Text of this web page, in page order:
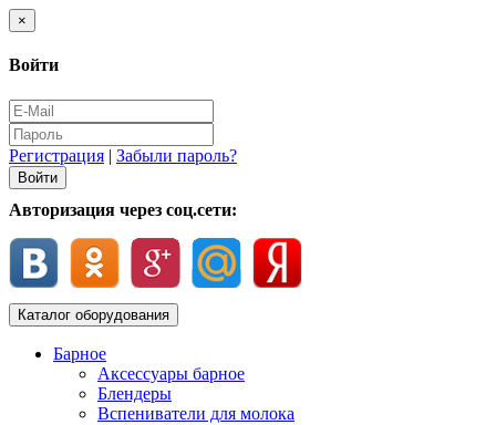
×
Войти
Регистрация | Забыли пароль?
Авторизация через соц.сети:
Каталог оборудования
Барное
Аксессуары барное
Блендеры
Вспениватели для молока